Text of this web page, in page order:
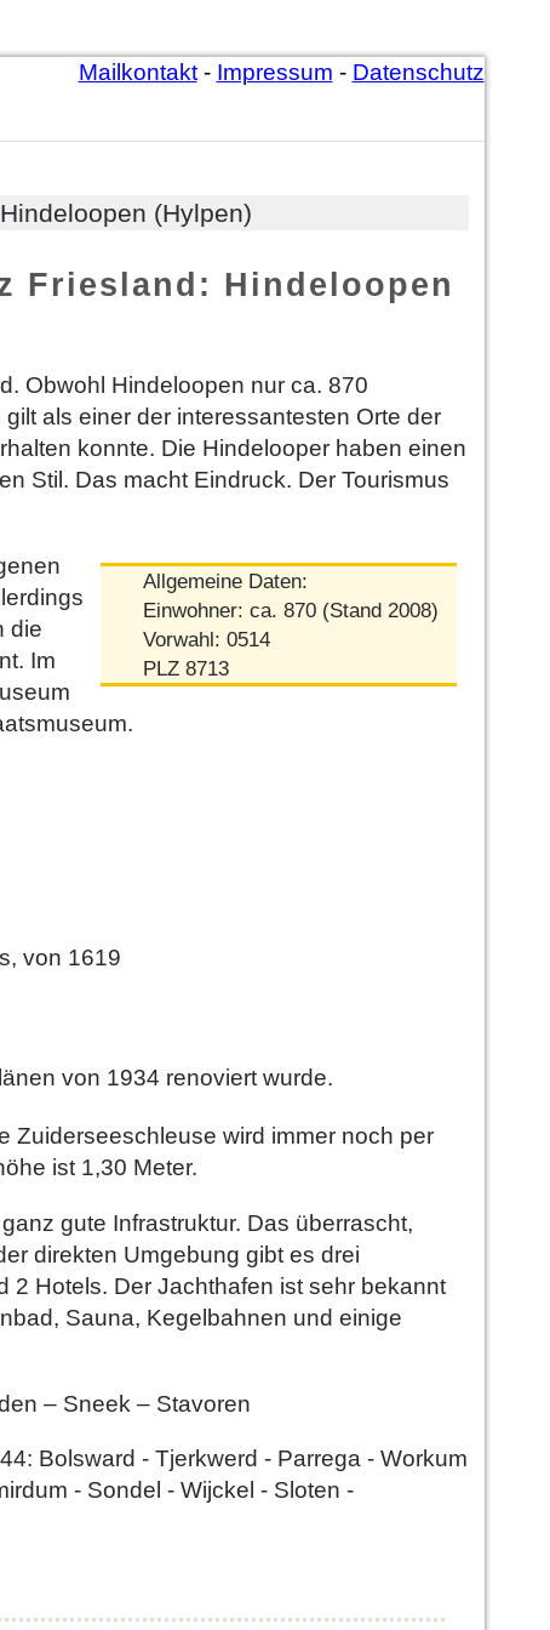
Mailkontakt- Impressum - Datenschutz
(Hylpen)
Friesland: Hindeloopen
Obwohl Hindeloopen nur ca. 870
als einer der interessantesten Orte der
konnte. Die Hindelooper haben einen
Stil. Das macht Eindruck. Der Tourismus
Allgemeine Daten:
Einwohner: ca. 870 (Stand 2008)
Vorwahl: 0514
PLZ 8713
die
Im
von 1619
von 1934 renoviert wurde.
Zuiderseeschleuse wird immer noch per
ist 1,30 Meter.
gute Infrastruktur. Das überrascht,
direkten Umgebung gibt es drei
2 Hotels. Der Jachthafen ist sehr bekannt
Sauna, Kegelbahnen und einige
– Sneek – Stavoren
Bolsward - Tjerkwerd - Parrega - Workum
- Sondel - Wijckel - Sloten -